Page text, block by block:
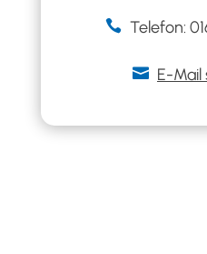
 Telefon:
 E-Mail